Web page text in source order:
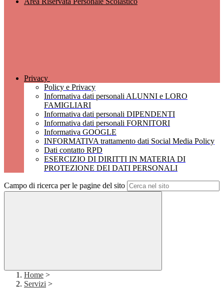
Privacy
Policy e Privacy
Informativa dati personali ALUNNI e LORO
FAMIGLIARI
Informativa dati personali DIPENDENTI
Informativa dati personali FORNITORI
Informativa GOOGLE
INFORMATIVA trattamento dati Social Media Policy
Dati contatto RPD
ESERCIZIO DI DIRITTI IN MATERIA DI
PROTEZIONE DEI DATI PERSONALI
Campo di ricerca per le pagine del sito
Home >
Servizi >